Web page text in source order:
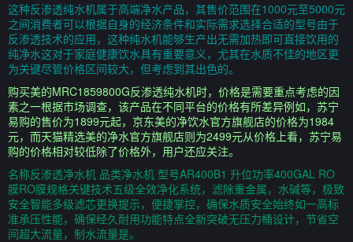
这种反渗透纯水机属于高端净水产品，其售价范围在1000元至5000元
之间消费者可以根据自身的经济条件和实际需求选择合适的型号由于
反渗透技术的应用，这种纯水机能够生产出无需加热即可直接饮用的
纯净水这对于家庭健康饮水具有重要意义，尤其在水质不佳的地区更
为关键尽管价格区间较大，但考虑到其出色的。
购买美的MRC1859800G反渗透纯水机时，价格是需要重点考虑的因
素之一根据市场调查，该产品在不同平台的价格有所差异例如，苏宁
易购的售价为1899元起，京东美的净饮水官方旗舰店的价格为1984
元，而天猫精选美的净水官方旗舰店则为2499元从价格上看，苏宁易
购的价格相对较低除了价格外，用户还应关注。
名称反渗透净水机 品类净水机 型号AR400B1 升位功率400GAL RO
膜RO膜规格关键技术五级全效净化系统，滤除重金属，水碱等，极致
安全智能多级滤芯更换提示，便捷掌控，确保水质安全始终如一高标
准承压性能，确保经久耐用功能特点全新突破无压力桶设计，节省空
间超大流量，制水流量是。